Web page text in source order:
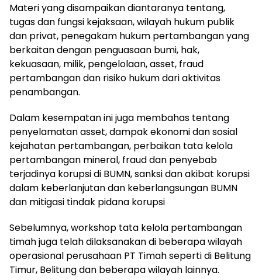
Materi yang disampaikan diantaranya tentang,
tugas dan fungsi kejaksaan, wilayah hukum publik
dan privat, penegakam hukum pertambangan yang
berkaitan dengan penguasaan bumi, hak,
kekuasaan, milik, pengelolaan, asset, fraud
pertambangan dan risiko hukum dari aktivitas
penambangan.
Dalam kesempatan ini juga membahas tentang
penyelamatan asset, dampak ekonomi dan sosial
kejahatan pertambangan, perbaikan tata kelola
pertambangan mineral, fraud dan penyebab
terjadinya korupsi di BUMN, sanksi dan akibat korupsi
dalam keberlanjutan dan keberlangsungan BUMN
dan mitigasi tindak pidana korupsi
Sebelumnya, workshop tata kelola pertambangan
timah juga telah dilaksanakan di beberapa wilayah
operasional perusahaan PT Timah seperti di Belitung
Timur, Belitung dan beberapa wilayah lainnya.